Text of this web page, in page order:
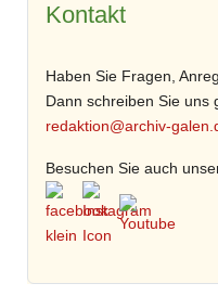
Kontakt
Haben Sie Fragen,
Dann schreiben Sie uns
redaktion@archiv-
Besuchen Sie auch